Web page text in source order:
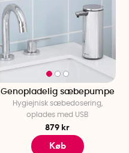
Genopladelig sæbepumpe
Hygiejnisk sæbedosering,
oplades med USB
879 kr
Køb